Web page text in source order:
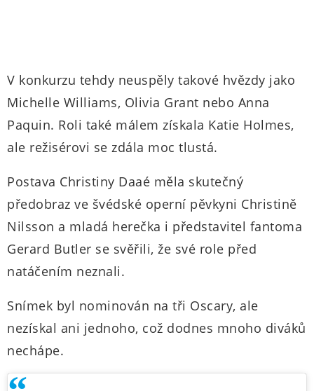
V konkurzu tehdy neuspěly takové hvězdy jako
Michelle Williams, Olivia Grant nebo Anna
Paquin. Roli také málem získala Katie Holmes,
ale režisérovi se zdála moc tlustá.
Postava Christiny Daaé měla skutečný
předobraz ve švédské operní pěvkyni Christině
Nilsson a mladá herečka i představitel fantoma
Gerard Butler se svěřili, že své role před
natáčením neznali.
Snímek byl nominován na tři Oscary, ale
nezískal ani jednoho, což dodnes mnoho diváků
nechápe.